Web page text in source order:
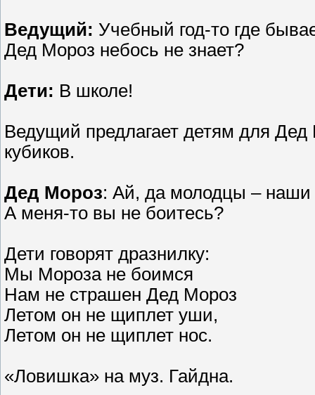
Ведущий: Учебный год-то где
Дед Мороз небось не знает?
Дети: В школе!
Ведущий предлагает детям для
кубиков.
Дед Мороз: Ай, да молодцы – наши
А меня-то вы не боитесь?
Дети говорят дразнилку:
Мы Мороза не боимся
Нам не страшен Дед Мороз
Летом он не щиплет уши,
Летом он не щиплет нос.
«Ловишка» на муз. Гайдна.